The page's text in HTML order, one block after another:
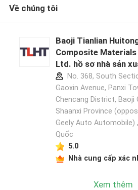
Về chúng tôi
Baoji Tianlian
Composite Materials
Ltd. hồ sơ nhà sản
No. 368, South
Gaoxin Avenue, Panxi
Chencang District, Baoji
Shaanxi Province
Geely Auto Automobile)
Quốc
5.0
Nhà cung cấp xác
Xem thêm